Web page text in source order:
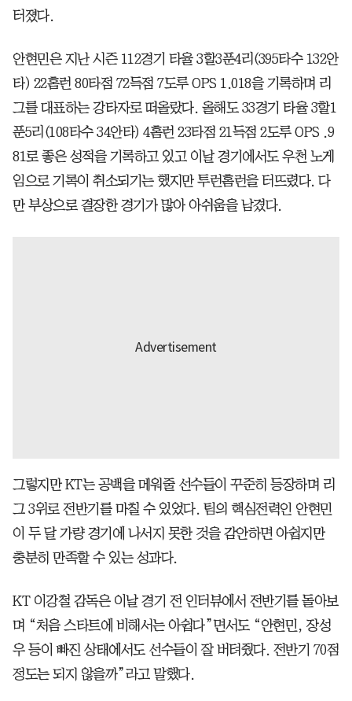
터졌다.
안현민은 지난 시즌 112경기 타율 3할3푼4리(395타수 132안
타) 22홈런 80타점 72득점 7도루 OPS 1.018을 기록하며 리
그를 대표하는 강타자로 떠올랐다. 올해도 33경기 타율 3할1
푼5리(108타수 34안타) 4홈런 23타점 21득점 2도루 OPS .9
81로 좋은 성적을 기록하고 있고 이날 경기에서도 우천 노게
임으로 기록이 취소되기는 했지만 투런홈런을 터뜨렸다. 다
만 부상으로 결장한 경기가 많아 아쉬움을 남겼다.
그렇지만 KT는 공백을 메워줄 선수들이 꾸준히 등장하며 리
그 3위로 전반기를 마칠 수 있었다. 팀의 핵심전력인 안현민
이 두 달 가량 경기에 나서지 못한 것을 감안하면 아쉽지만
충분히 만족할 수 있는 성과다.
KT 이강철 감독은 이날 경기 전 인터뷰에서 전반기를 돌아보
며 “처음 스타트에 비해서는 아쉽다”면서도 “안현민, 장성
우 등이 빠진 상태에서도 선수들이 잘 버텨줬다. 전반기 70점
정도는 되지 않을까”라고 말했다.